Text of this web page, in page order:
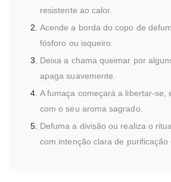
resistente ao calor.
Acende a borda do copo de
fósforo ou isqueiro.
Deixa a chama queimar por
apaga suavemente.
A fumaça começará a libertar-se,
com o seu aroma sagrado.
Defuma a divisão ou realiza o
com intenção clara de purificação